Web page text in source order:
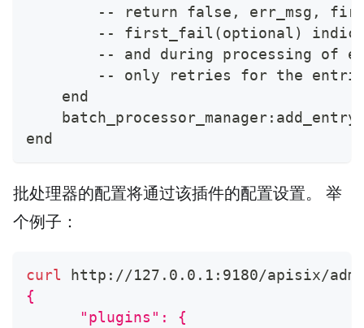
-- return false, err_msg,
-- first_fail(optional)
-- and during processing of
-- only retries for the
    end
end
批处理器的配置将通过该插件的配置设置。 举
个例子：
curl http://127.0.0.1:9180/apisix/
{
      "plugins": {